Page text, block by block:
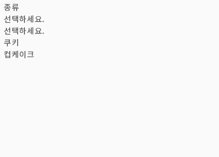
종류
선택하세요.
선택하세요.
쿠키
컵케이크